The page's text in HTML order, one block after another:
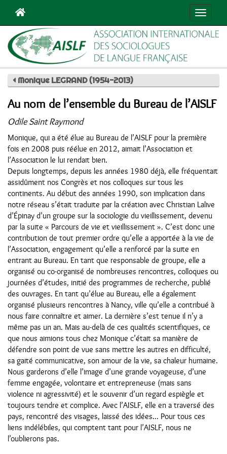
Monique LEGRAND (1954-2013)
Au nom de l’ensemble du Bureau de l’AISLF
Odile Saint Raymond
Monique, qui a été élue au Bureau de l’AISLF pour la première
fois en 2008 puis réélue en 2012, aimait l’Association et
l’Association le lui rendait bien.
Depuis longtemps, depuis les années 1980 déjà, elle fréquentait
assidûment nos Congrès et nos colloques sur tous les
continents. Au début des années 1990, son implication dans
notre réseau s’était traduite par la création avec Christian Lalive
d’Épinay d’un groupe sur la sociologie du vieillissement, devenu
par la suite « Parcours de vie et vieillissement ». C’est donc une
contribution de tout premier ordre qu’elle a apportée à la vie de
l’Association, engagement qu’elle a renforcé par la suite en
entrant au Bureau. En tant que responsable de groupe, elle a
organisé ou co-organisé de nombreuses rencontres, colloques ou
journées d’études, initié des programmes de recherche, publié
des ouvrages. En tant qu’élue au Bureau, elle a également
organisé plusieurs rencontres à Nancy, ville qu’elle a contribué à
nous faire connaître et aimer. La dernière s’est tenue il n’y a
même pas un an. Mais au-delà de ces qualités scientifiques, ce
que nous aimions tous chez Monique c’était sa manière de
défendre son point de vue sans mettre les autres en difficulté,
sa gaité communicative, son amour de la vie, sa chaleur humaine.
Nous garderons d’elle l’image d’une grande voyageuse, d’une
femme engagée, volontaire et entrepreneuse (mais sans
violence ni agressivité) et le souvenir d’un regard espiègle et
toujours tendre et complice. Avec l’AISLF, elle en a traversé des
pays, rencontré des visages, laissé des idées... Pour tous ces
liens indélébiles, qui comptent tant pour l’AISLF, nous ne
l’oublierons pas.